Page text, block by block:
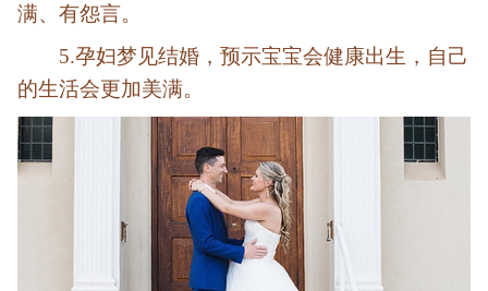
满、有怨言。
5.孕妇梦见结婚，预示宝宝会健康出生，自己
的生活会更加美满。